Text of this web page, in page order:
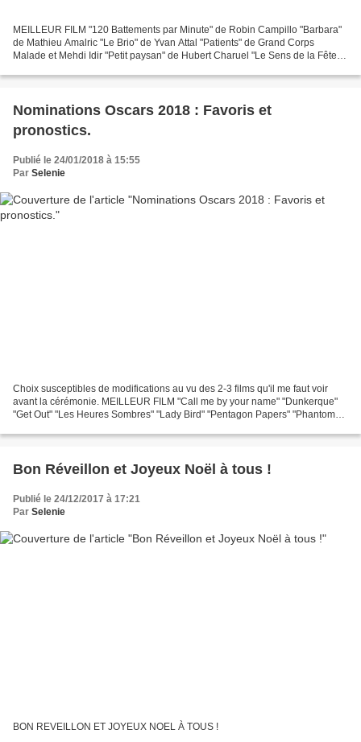
MEILLEUR FILM "120 Battements par Minute" de Robin Campillo "Barbara"
de Mathieu Amalric "Le Brio" de Yvan Attal "Patients" de Grand Corps
Malade et Mehdi Idir "Petit paysan" de Hubert Charuel "Le Sens de la Fête"
Nominations Oscars 2018 : Favoris et
pronostics.
Publié le 24/01/2018 à 15:55
Par Selenie
Choix susceptibles de modifications au vu des 2-3 films qu'il me faut voir
avant la cérémonie. MEILLEUR FILM "Call me by your name" "Dunkerque"
"Get Out" "Les Heures Sombres" "Lady Bird" "Pentagon Papers" "Phantom
Bon Réveillon et Joyeux Noël à tous !
Publié le 24/12/2017 à 17:21
Par Selenie
BON REVEILLON ET JOYEUX NOEL À TOUS !